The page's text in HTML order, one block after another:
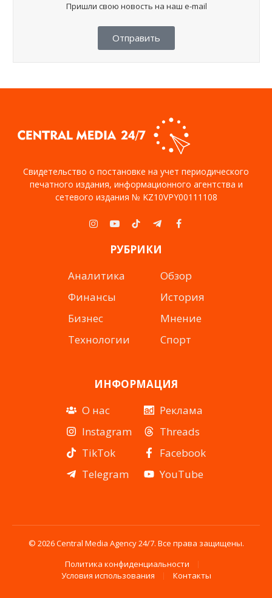
Пришли свою новость на наш e-mail
Отправить
Свидетельство о постановке на учет периодического
печатного издания, информационного агентства и
сетевого издания № KZ10VPY00111108
Instagram
YouTubeTikTokTelegramFacebook
РУБРИКИ
Аналитика
Финансы
Бизнес
Технологии
Обзор
История
Мнение
Спорт
ИНФОРМАЦИЯ
О нас
Instagram
TikTok
Telegram
Реклама
Threads
Facebook
YouTube
© 2026 Central Media Agency 24/7. Все права защищены.
Политика конфиденциальности
Условия использования
Контакты